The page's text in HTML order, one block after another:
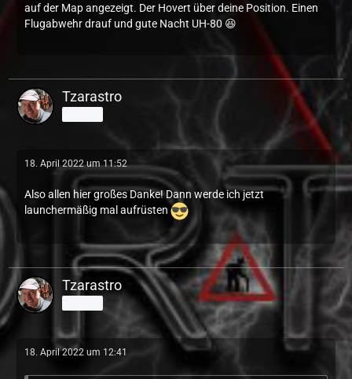
auf der Map angezeigt. Der Hovert über deine Position. Einen
Flugabwehr drauf und gute Nacht UH-80 😆
Tzarastro
18. April 2022 um 11:52
Also allen hier großes Danke! Dann werde ich jetzt
launchermäßig mal aufrüsten
Tzarastro
18. April 2022 um 12:41